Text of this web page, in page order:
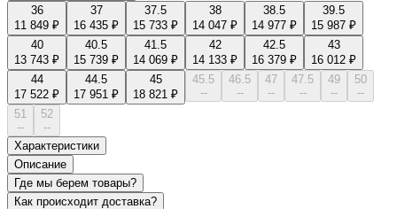
36
11 849 ₽
37
16 435 ₽
37.5
15 733 ₽
38
14 047 ₽
38.5
14 977 ₽
39.5
15 987 ₽
40
13 743 ₽
40.5
15 739 ₽
41.5
14 069 ₽
42
14 133 ₽
42.5
16 379 ₽
43
16 012 ₽
44
17 522 ₽
44.5
17 951 ₽
45
18 821 ₽
45.5
--
46.5
--
47
--
47.5
--
49
--
50
--
51
--
52
--
Характеристики
Описание
Где мы берем товары?
Как происходит доставка?